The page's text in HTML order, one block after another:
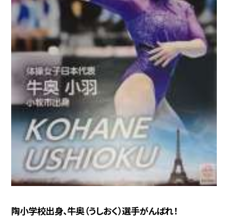
陶小学校出身、牛奥（うしおく）選手がんばれ！